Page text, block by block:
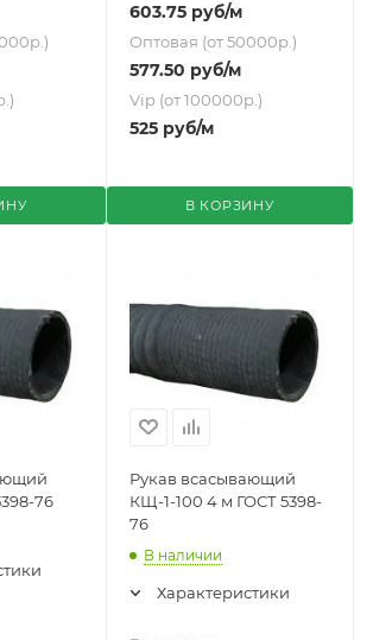
603.75руб/м
Оптовая (от 50000р.)
577.50 руб/м
Vip (от 100000р.)
525руб/м
В КОРЗИНУ
76
Рукав всасывающий
КЩ-1-100 4 м ГОСТ 5398-
76
В наличии
Характеристики